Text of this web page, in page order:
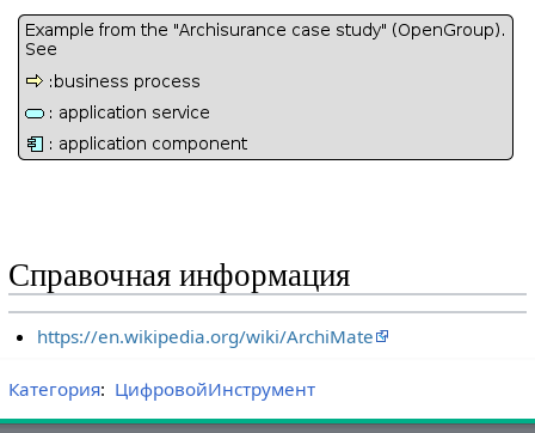
Справочная информация
https://en.wikipedia.org/wiki/ArchiMate
Категория: ЦифровойИнструмент